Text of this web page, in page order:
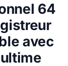
64
avec